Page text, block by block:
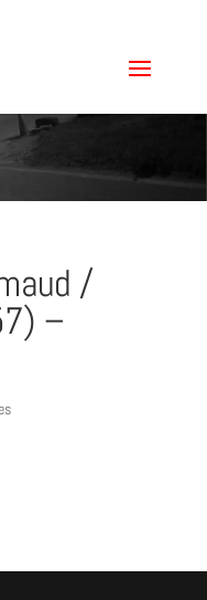
/
–